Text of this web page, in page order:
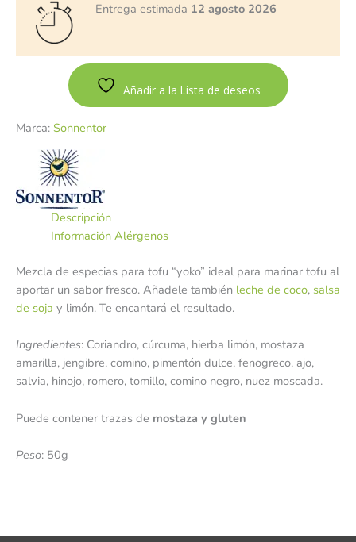
Entrega estimada 12 agosto 2026
Añadir a la Lista de deseos
Marca: Sonnentor
Descripción
Información Alérgenos
Mezcla de especias para tofu “yoko” ideal para marinar tofu al
aportar un sabor fresco. Añadele también leche de coco, salsa
de soja y limón. Te encantará el resultado.
Ingredientes: Coriandro, cúrcuma, hierba limón, mostaza
amarilla, jengibre, comino, pimentón dulce, fenogreco, ajo,
salvia, hinojo, romero, tomillo, comino negro, nuez moscada.
Puede contener trazas de mostaza y gluten
Peso: 50g